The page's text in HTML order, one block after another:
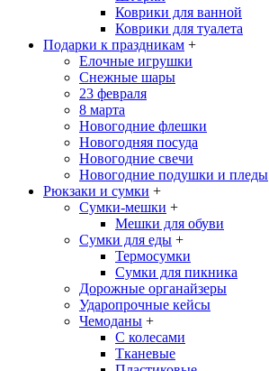
Коврики для ванной
Коврики для туалета
Подарки к праздникам +
Елочные игрушки
Снежные шары
23 февраля
8 марта
Новогодние флешки
Новогодняя посуда
Новогодние свечи
Новогодние подушки и пледы
Рюкзаки и сумки +
Сумки-мешки +
Мешки для обуви
Сумки для еды +
Термосумки
Сумки для пикника
Дорожные органайзеры
Ударопрочные кейсы
Чемоданы +
С колесами
Тканевые